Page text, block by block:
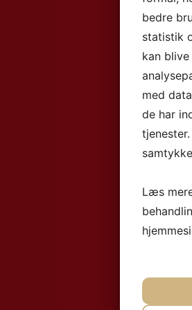
bedre
statistik
kan
med
de har
Læs